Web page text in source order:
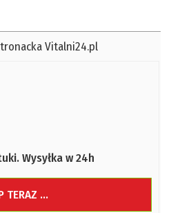
Vitalni24.pl
Wysyłka w 24h
TERAZ ...